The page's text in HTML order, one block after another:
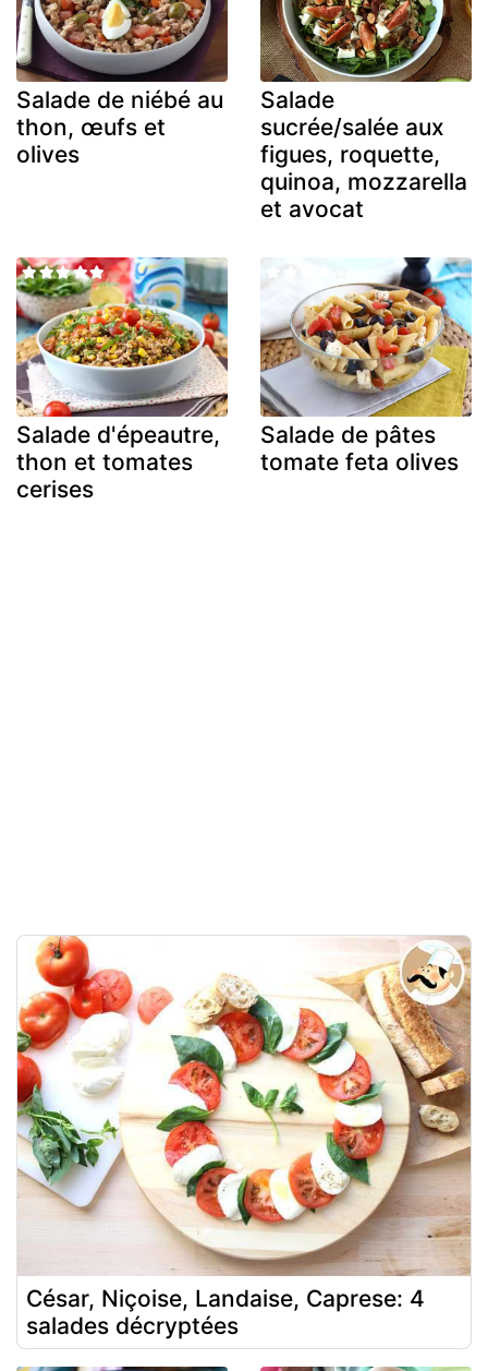
Salade de niébé au
thon, œufs et
olives
Salade
sucrée/salée aux
figues, roquette,
quinoa, mozzarella
et avocat
Salade d'épeautre,
thon et tomates
cerises
Salade de pâtes
tomate feta olives
César, Niçoise, Landaise, Caprese: 4
salades décryptées